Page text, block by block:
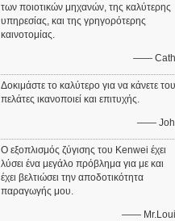
των ποιοτικών μηχανών, της καλύτερης
υπηρεσίας, και της γρηγορότερης
καινοτομίας.
——
Δοκιμάστε το καλύτερο για να κάνετε
πελάτες ικανοποιεί και επιτυχής.
——
Ο εξοπλισμός ζύγισης του Kenwei έχει
λύσει ένα μεγάλο πρόβλημα για με και
έχει βελτιώσει την αποδοτικότητα
παραγωγής μου.
——